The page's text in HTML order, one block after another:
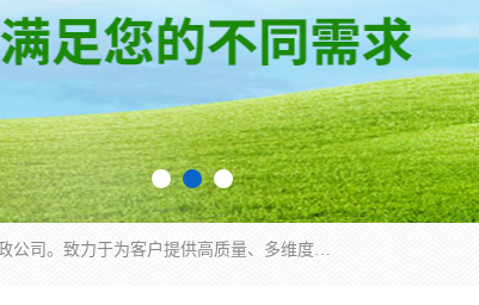
深圳市柏林家政有限公司是一家服务于深圳市民的专业家政公司。致力于为客户提供高质量、多维度的家庭服务，包括养老、母婴、月嫂育婴早教、康复理疗、家电清洗和保洁等方面的专业服务。